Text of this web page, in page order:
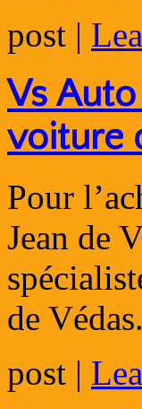
post |
Vs
voiture
Pour
Jean de
de
post |